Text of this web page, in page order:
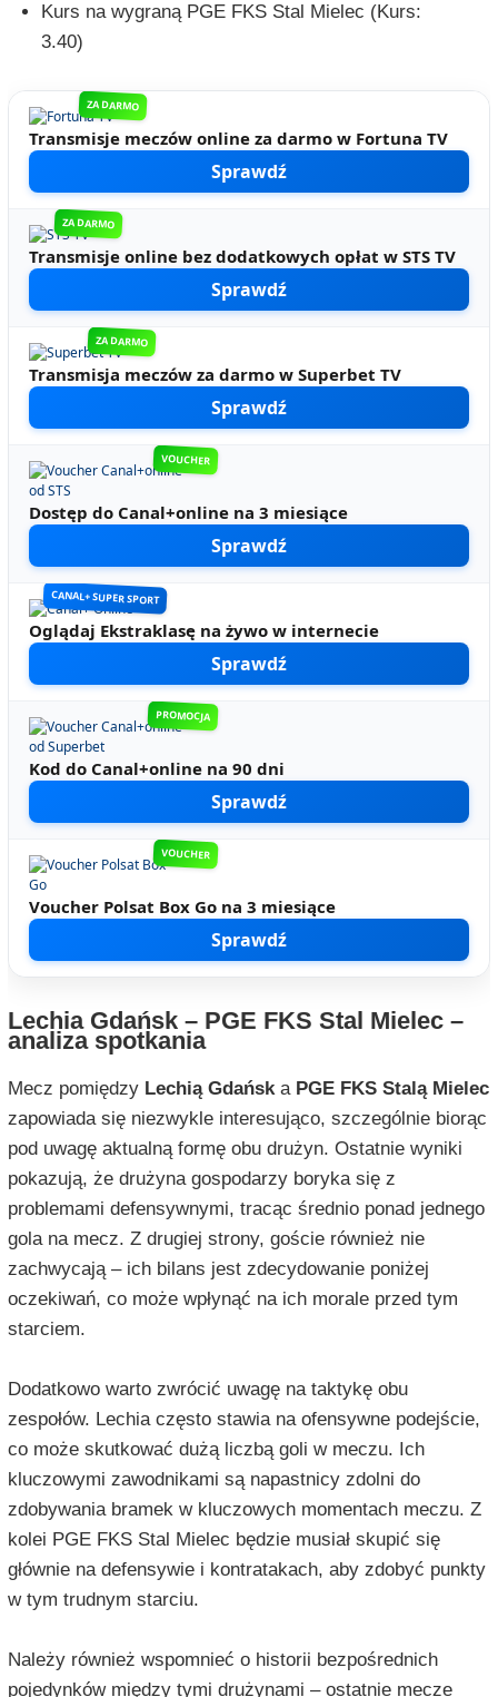
Kurs na wygraną PGE FKS Stal Mielec (Kurs:
3.40)
ZA DARMO
Transmisje meczów online za darmo w Fortuna TV
Sprawdź
ZA DARMO
Transmisje online bez dodatkowych opłat w STS TV
Sprawdź
ZA DARMO
Transmisja meczów za darmo w Superbet TV
Sprawdź
VOUCHER
Dostęp do Canal+online na 3 miesiące
Sprawdź
CANAL+ SUPER SPORT
Oglądaj Ekstraklasę na żywo w internecie
Sprawdź
PROMOCJA
Kod do Canal+online na 90 dni
Sprawdź
VOUCHER
Voucher Polsat Box Go na 3 miesiące
Sprawdź
Lechia Gdańsk – PGE FKS Stal Mielec –
analiza spotkania
Mecz pomiędzy Lechią Gdańska PGE FKS Stalą Mielec
zapowiada się niezwykle interesująco, szczególnie biorąc
pod uwagę aktualną formę obu drużyn. Ostatnie wyniki
pokazują, że drużyna gospodarzy boryka się z
problemami defensywnymi, tracąc średnio ponad jednego
gola na mecz. Z drugiej strony, goście również nie
zachwycają – ich bilans jest zdecydowanie poniżej
oczekiwań, co może wpłynąć na ich morale przed tym
starciem.
Dodatkowo warto zwrócić uwagę na taktykę obu
zespołów. Lechia często stawia na ofensywne podejście,
co może skutkować dużą liczbą goli w meczu. Ich
kluczowymi zawodnikami są napastnicy zdolni do
zdobywania bramek w kluczowych momentach meczu. Z
kolei PGE FKS Stal Mielec będzie musiał skupić się
głównie na defensywie i kontratakach, aby zdobyć punkty
w tym trudnym starciu.
Należy również wspomnieć o historii bezpośrednich
pojedynków między tymi drużynami – ostatnie mecze